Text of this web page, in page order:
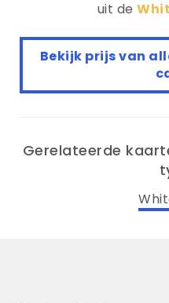
uit de
Bekijk prijs van
Gerelateerde